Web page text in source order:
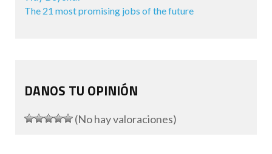
The 21 most promising jobs of the future
DANOS TU OPINIÓN
(No hay valoraciones)